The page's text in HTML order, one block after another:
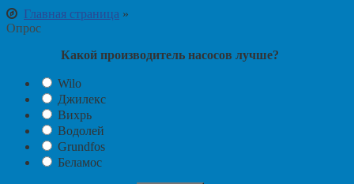
Главная страница »
Опрос
Какой производитель насосов лучше?
Wilo
Джилекс
Вихрь
Водолей
Grundfos
Беламос